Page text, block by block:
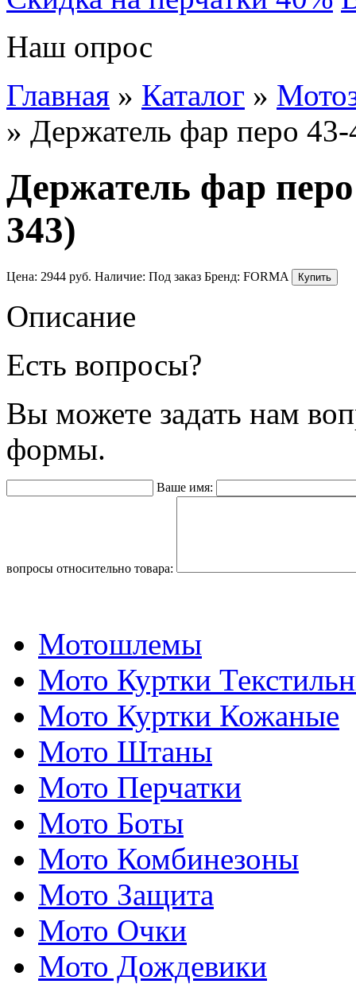
Наш опрос
Главная » Каталог »
» Держатель фар перо
Держатель фар
343)
Цена: 2944 руб. Наличие: Под заказ Бренд: FORMA
Описание
Есть вопросы?
Вы можете задать нам
формы.
Ваше имя:
вопросы относительно товара:
Мотошлемы
Мото Куртки
Мото Куртки Кожаные
Мото Штаны
Мото Перчатки
Мото Боты
Мото Комбинезоны
Мото Защита
Мото Очки
Мото Дождевики